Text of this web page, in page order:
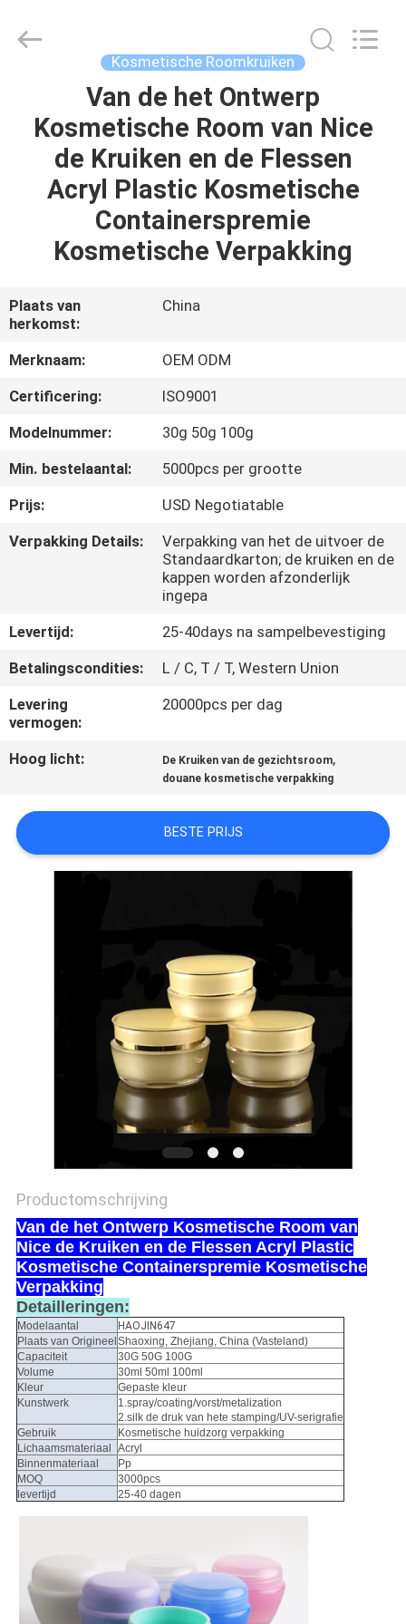
PRODUCTEN
ONGEVEER
FABRIEKSREIS
KWALITEITSCONTROLE
ONS
VERZOEK
OM
SITEMAP
PRIVACY
Plastic
Kosmetische Roomkruiken
Van de het Ontwerp
Kosmetische Room van Nice
de Kruiken en de Flessen
Acryl Plastic Kosmetische
Containerspremie
Kosmetische Verpakking
Plaats van
herkomst:
China
Merknaam:
OEM ODM
Certificering:
ISO9001
Modelnummer:
30g 50g 100g
Min. bestelaantal:
5000pcs per grootte
Prijs:
USD Negotiatable
Verpakking Details:
Verpakking van het de uitvoer de
Standaardkarton; de kruiken en de
kappen worden afzonderlijk
ingepa
Levertijd:
25-40days na sampelbevestiging
Betalingscondities:
L / C, T / T, Western Union
Levering
vermogen:
20000pcs per dag
Hoog licht: De Kruiken van de gezichtsroom,
douane kosmetische verpakking
BESTE PRIJS
Productomschrijving
Van de het Ontwerp Kosmetische Room van
Nice de Kruiken en de Flessen Acryl Plastic
Kosmetische Containerspremie Kosmetische
Verpakking
Detailleringen:
Modelaantal
HAOJIN647
Plaats van Origineel Shaoxing, Zhejiang, China (Vasteland)
Capaciteit
30G 50G 100G
Volume
30ml 50ml 100ml
Kleur
Gepaste kleur
Kunstwerk
1.spray/coating/vorst/metalization
2.silk de druk van hete stamping/UV-serigrafie
Gebruik
Kosmetische huidzorg verpakking
Lichaamsmateriaal
Acryl
Binnenmateriaal
Pp
MOQ
3000pcs
levertijd
25-40 dagen